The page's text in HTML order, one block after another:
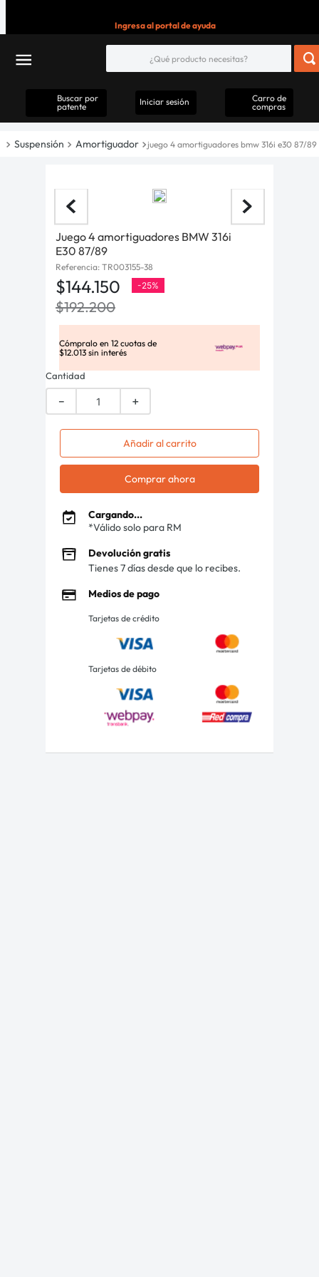
Ingresa al portal de ayuda
Buscar por
patente
Iniciar sesión
Carro de
compras
Suspensión Amortiguador juego 4 amortiguadores bmw 316i e30 87/89
Juego 4 amortiguadores BMW 316i
E30 87/89
Referencia: TR003155-38
$144.150 -25%
$192.200
Cómpralo en 12 cuotas de
$12.013 sin interés
Cantidad
＋
－
Añadir al carrito
Comprar ahora
Cargando...
*Válido solo para RM
Devolución gratis
Tienes 7 días desde que lo recibes.
Medios de pago
Tarjetas de crédito
Tarjetas de débito